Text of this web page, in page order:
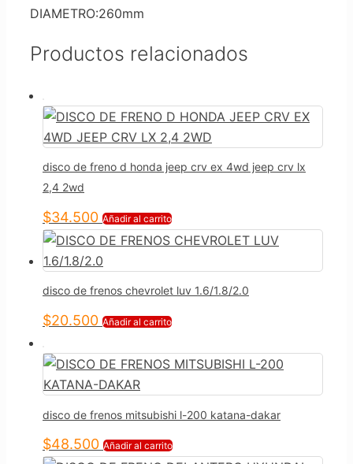
DIAMETRO:260mm
Productos relacionados
disco de freno d honda jeep crv ex 4wd jeep crv lx
2,4 2wd
$34.500 Añadir al carrito
disco de frenos chevrolet luv 1.6/1.8/2.0
$20.500 Añadir al carrito
disco de frenos mitsubishi l-200 katana-dakar
$48.500 Añadir al carrito